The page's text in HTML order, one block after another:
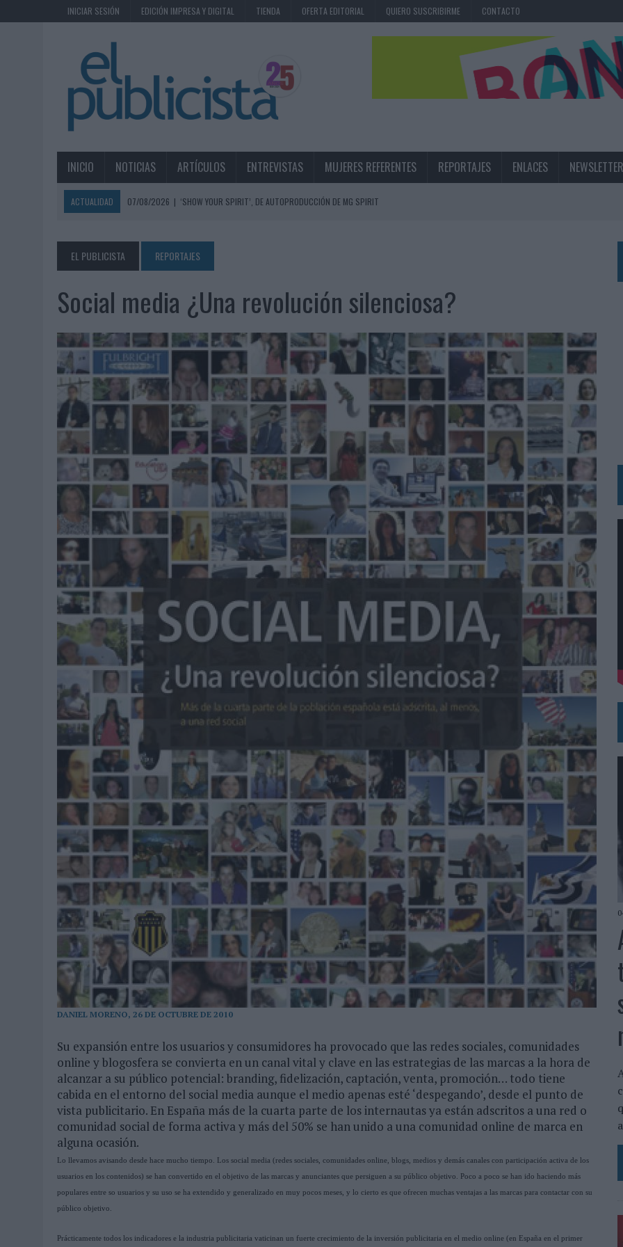
INICIAR SESIÓN EDICIÓN IMPRESA Y DIGITAL TIENDA OFERTA EDITORIAL QUIERO SUSCRIBIRME CONTACTO
INICIO NOTICIAS ARTÍCULOS ENTREVISTAS MUJERES REFERENTES REPORTAJES ENLACES NEWSLETTER
ACTUALIDAD 07/08/2026 | ‘SHOW YOUR SPIRIT’, DE AUTOPRODUCCIÓN DE MG SPIRIT
07/08/2026 | MG SPIRIT RELANZA SU MARCA CON UNA ESTRATEGIA 360º CENTRADA EN EL ORIGEN BARCELONÉS
07/08/2026
PATRÓN CONVIERTE EL NUEVO SINGLE DE ARÓN PIPER EN UNA EXPERIENCIA DE MARCA EN IBIZA
07/08/2026
EL VERANO PONE A PRUEBA LA ESTRATEGIA DIGITAL DE LAS MARCAS
07/08/2026
VUELING CONVIERTE LOS RECUERDOS EN SOUVENIRS CON IA
07/08/2026 | CUANDO SE APAGUE EL SOL, EL ECLIPSE DE 2026 PONDRÁ A PRUEBA LA CREATIVIDAD DE LAS MARCAS
06/08/2026
‘LA VUELTA’, DE FENOMENAL PARA MÁLAGA CF
06/08/2026 | SIETE DE CADA DIEZ EMPRESAS ESPAÑOLAS NO INTEGRAN LA INFANCIA EN SU ESTRATEGIA
06/08/2026
| LA TELEVISIÓN SIGUE LIDERANDO EL CONSUMO DE MEDIOS EN VERANO Y SUPERA AL MÓVIL COMO DISPOSITIVO MÁS UTILIZADO
06/08/2026 | EL USO DE LA IA GENERATIVA ALCANZA YA AL 62% DE LOS ESPAÑOLES
06/08/2026
SYSTEM1 NOMBRA A KIMBERLY BASTONI COMO NUEVA DIRECTORA COMERCIAL GLOBAL
06/08/2026
FRIGO Y UNIQLO LANZAN UNA COLECCIÓN PERSONALIZABLE INSPIRADA EN CORNETTO, CALIPPO Y SOLERO
06/08/2026 | LA IA ESTÁ SUBIENDO EL LISTÓN DE LA CREATIVIDAD
05/08/2026
BEON WORLDWIDE LANZA RAÍZ URBANA PARA TRANSFORMAR EL PATRIMONIO HISTÓRICO EN ACTIVOS CULTURALES Y ECONÓMICOS
05/08/2026
FABRA COMUNICACIÓN INCORPORA A CASONÁ Y ASUME LA GESTIÓN DE SUS RELACIONES CON LOS MEDIOS
05/08/2026
| LOPESAN HOTELS & RESORTS ACERCA EL PARAÍSO CANARIO EN SU ÚLTIMA CAMPAÑA INTERNACIONAL
05/08/2026
| LUIS ARQUILLOS (BURGO DE ARIAS): “LA CONSTRUCCIÓN DE MARCA A LARGO PLAZO Y LA MEDICIÓN SON DOS CARAS DE LA MISMA
07/08/2026
| ‘ALEXIA PUTELLAS X GALAXY Z FOLD8 – SIN LÍMITES’, DE CHEIL SPAIN PARA SAMSUNG ELECTRONICS IBERIA
EL PUBLICISTA REPORTAJES
Social media ¿Una revolución silenciosa?
DANIEL MORENO, 26 DE OCTUBRE DE 2010
Su expansión entre los usuarios y consumidores ha provocado que las redes sociales, comunidades
online y blogosfera se convierta en un canal vital y clave en las estrategias de las marcas a la hora de
alcanzar a su público potencial: branding, fidelización, captación, venta, promoción… todo tiene
cabida en el entorno del social media aunque el medio apenas esté ‘despegando’, desde el punto de
vista publicitario. En España más de la cuarta parte de los internautas ya están adscritos a una red o
comunidad social de forma activa y más del 50% se han unido a una comunidad online de marca en
alguna ocasión.
Lo llevamos avisando desde hace mucho tiempo. Los social media (redes sociales, comunidades online, blogs, medios y demás canales con participación activa de los
usuarios en los contenidos) se han convertido en el objetivo de las marcas y anunciantes que persiguen a su público objetivo. Poco a poco se han ido haciendo más
populares entre so usuarios y su uso se ha extendido y generalizado en muy pocos meses, y lo cierto es que ofrecen muchas ventajas a las marcas para contactar con su
público objetivo.
Prácticamente todos los indicadores e la industria publicitaria vaticinan un fuerte crecimiento de la inversión publicitaria en el medio online (en España en el primer